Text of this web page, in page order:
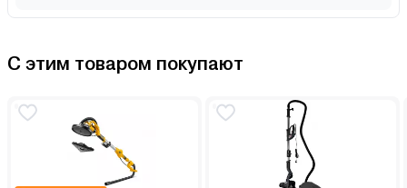
С этим товаром покупают